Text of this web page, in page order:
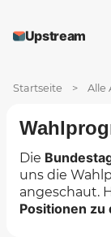
Upstream
Startseite > Alle
Die
uns die
angeschaut.
Positionen zu